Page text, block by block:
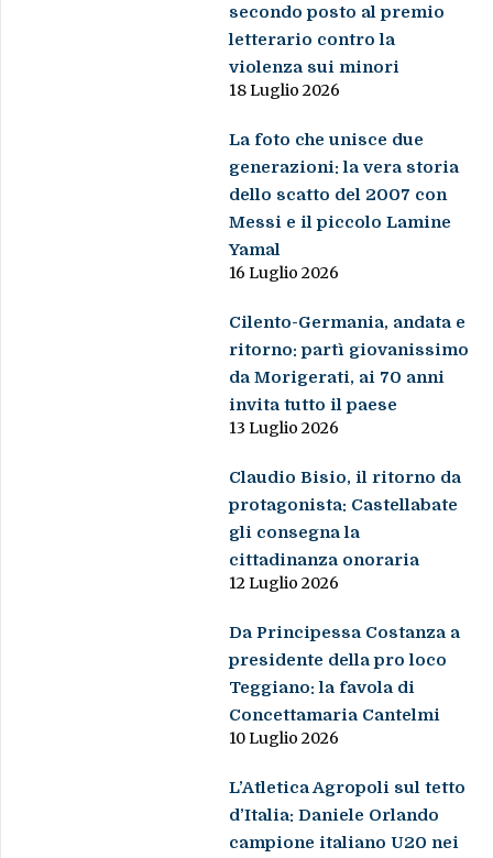
secondo posto al premio
letterario contro la
violenza sui minori
18 Luglio 2026
La foto che unisce due
generazioni: la vera storia
dello scatto del 2007 con
Messi e il piccolo Lamine
Yamal
16 Luglio 2026
Cilento-Germania, andata e
ritorno: partì giovanissimo
da Morigerati, ai 70 anni
invita tutto il paese
13 Luglio 2026
Claudio Bisio, il ritorno da
protagonista: Castellabate
gli consegna la
cittadinanza onoraria
12 Luglio 2026
Da Principessa Costanza a
presidente della pro loco
Teggiano: la favola di
Concettamaria Cantelmi
10 Luglio 2026
L’Atletica Agropoli sul tetto
d’Italia: Daniele Orlando
campione italiano U20 nei